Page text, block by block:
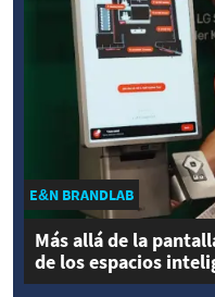
E&N BRANDLAB
Más allá de la
de los espacios